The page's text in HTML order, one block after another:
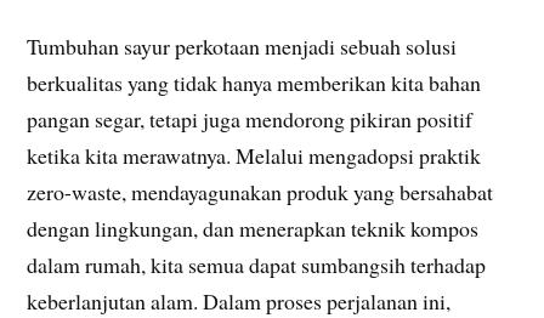
Tumbuhan sayur perkotaan menjadi sebuah solusi
berkualitas yang tidak hanya memberikan kita bahan
pangan segar, tetapi juga mendorong pikiran positif
ketika kita merawatnya. Melalui mengadopsi praktik
zero-waste, mendayagunakan produk yang bersahabat
dengan lingkungan, dan menerapkan teknik kompos
dalam rumah, kita semua dapat sumbangsih terhadap
keberlanjutan alam. Dalam proses perjalanan ini,